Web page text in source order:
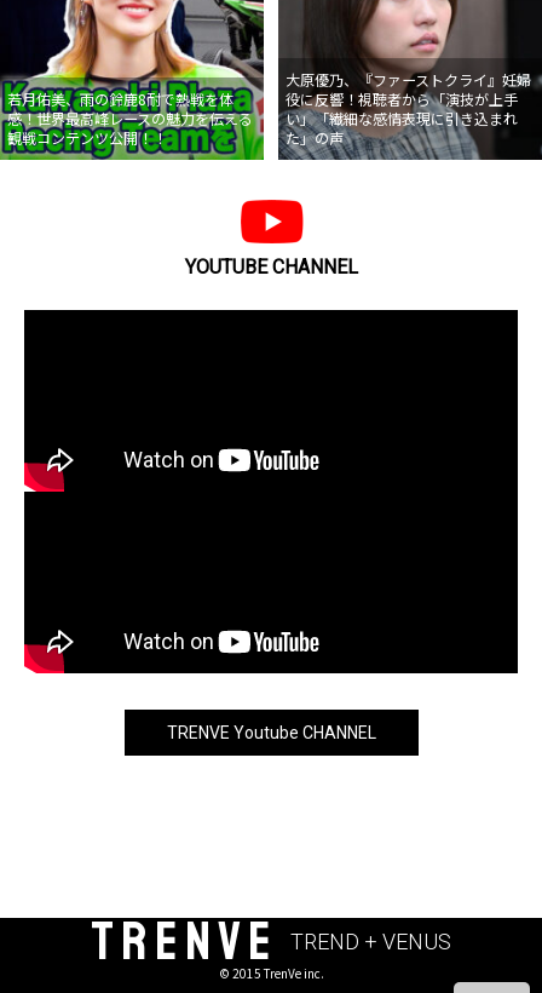
若月佑美、雨の鈴鹿8耐で熱戦を体
感！世界最高峰レースの魅力を伝える
観戦コンテンツ公開！！
大原優乃、『ファーストクライ』妊婦
役に反響！視聴者から「演技が上手
い」「繊細な感情表現に引き込まれ
た」の声
YOUTUBE CHANNEL
TRENVE Youtube CHANNEL
TRENVE TREND + VENUS
© 2015 TrenVe inc.